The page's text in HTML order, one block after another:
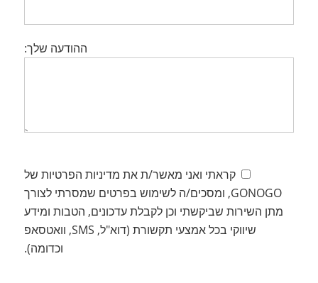
ההודעה שלך:
קראתי ואני מאשר/ת את מדיניות הפרטיות של
GONOGO, ומסכים/ה לשימוש בפרטים שמסרתי לצורך
מתן השירות שביקשתי וכן לקבלת עדכונים, הטבות ומידע
שיווקי בכל אמצעי תקשורת (דוא"ל, SMS, וואטסאפ
וכדומה).